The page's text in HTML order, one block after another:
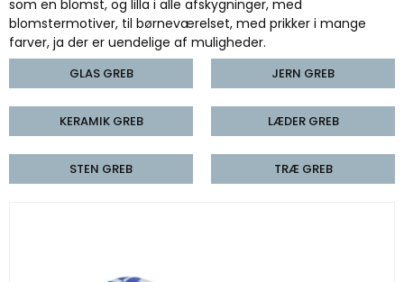
som en blomst, og lilla i alle afskygninger, med
blomstermotiver, til børneværelset, med prikker i mange
farver, ja der er uendelige af muligheder.
GLAS GREB JERN GREB
KERAMIK GREB LÆDER GREB
STEN GREB TRÆ GREB